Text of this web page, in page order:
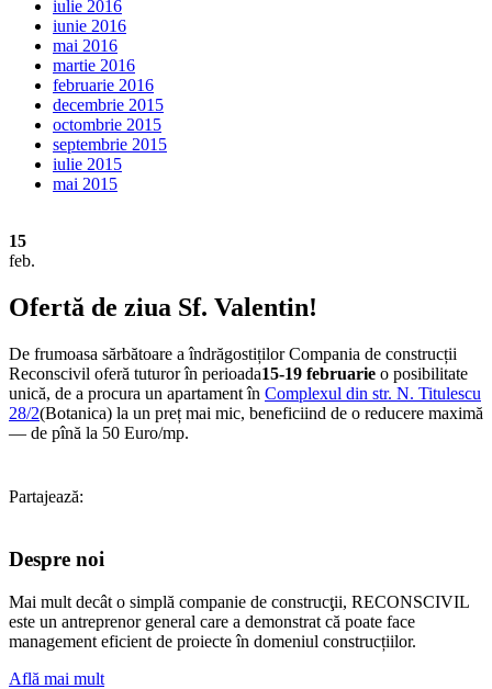
iulie 2016
iunie 2016
mai 2016
martie 2016
februarie 2016
decembrie 2015
octombrie 2015
septembrie 2015
iulie 2015
mai 2015
15
feb.
Ofertă de ziua Sf. Valentin!
De frumoasa sărbătoare a îndrăgostiților Compania de construcții
Reconscivil oferă tuturor în perioada15-19 februarie o posibilitate
unică, de a procura un apartament în Complexul din str. N. Titulescu
28/2(Botanica) la un preț mai mic, beneficiind de o reducere maximă
— de pînă la 50 Euro/mp.
Partajează:
Despre noi
Mai mult decât o simplă companie de construcţii, RECONSCIVIL
este un antreprenor general care a demonstrat că poate face
management eficient de proiecte în domeniul construcțiilor.
Află mai mult